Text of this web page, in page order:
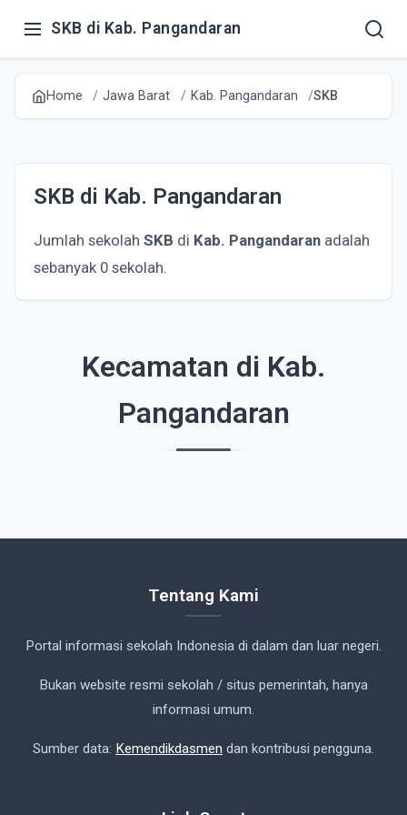
SKB di Kab. Pangandaran
Home Jawa Barat Kab. Pangandaran SKB
SKB di Kab. Pangandaran
Jumlah sekolah SKB di Kab. Pangandaran adalah
sebanyak 0 sekolah.
Kecamatan di Kab.
Pangandaran
Tentang Kami
Portal informasi sekolah Indonesia di dalam dan luar negeri.
Bukan website resmi sekolah / situs pemerintah, hanya
informasi umum.
Sumber data: Kemendikdasmen dan kontribusi pengguna.